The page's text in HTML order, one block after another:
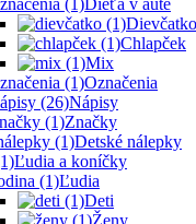
Dieťa v aute
Dievčatko
Chlapček
Mix
Označenia
Nápisy
Značky
Detské nálepky
Ľudia a koníčky
Ľudia
Deti
Ženy